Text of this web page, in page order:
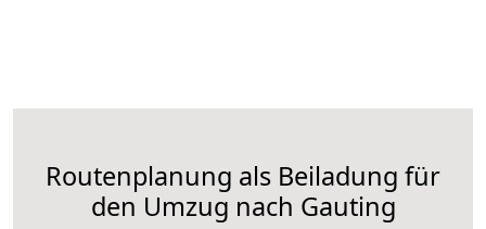
Routenplanung als Beiladung für
den Umzug nach Gauting